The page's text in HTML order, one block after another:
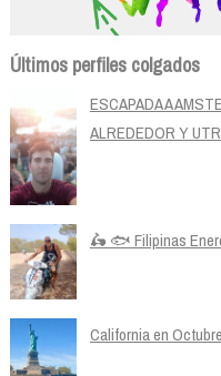
Últimos perfiles colgados
ESCAPADA A
ALREDEDOR Y
🛵 🐟 Filipinas
California en